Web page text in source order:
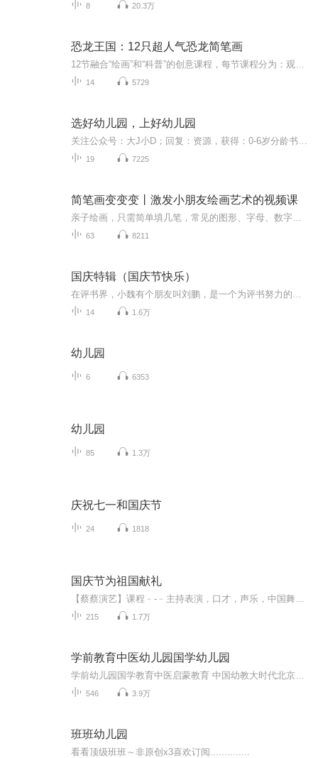
8 20.3万
恐龙王国：12只超人气恐龙简笔画
14 5729
选好幼儿园，上好幼儿园
19 7225
简笔画变变变丨激发小朋友绘画艺术的视频课
63 8211
国庆特辑（国庆节快乐）
14 1.6万
幼儿园
6 6353
幼儿园
85 1.3万
庆祝七一和国庆节
24 1818
国庆节为祖国献礼
215 1.7万
学前教育中医幼儿园国学幼儿园
546 3.9万
班班幼儿园
看看顶级班班～非原创x3喜欢订阅..............